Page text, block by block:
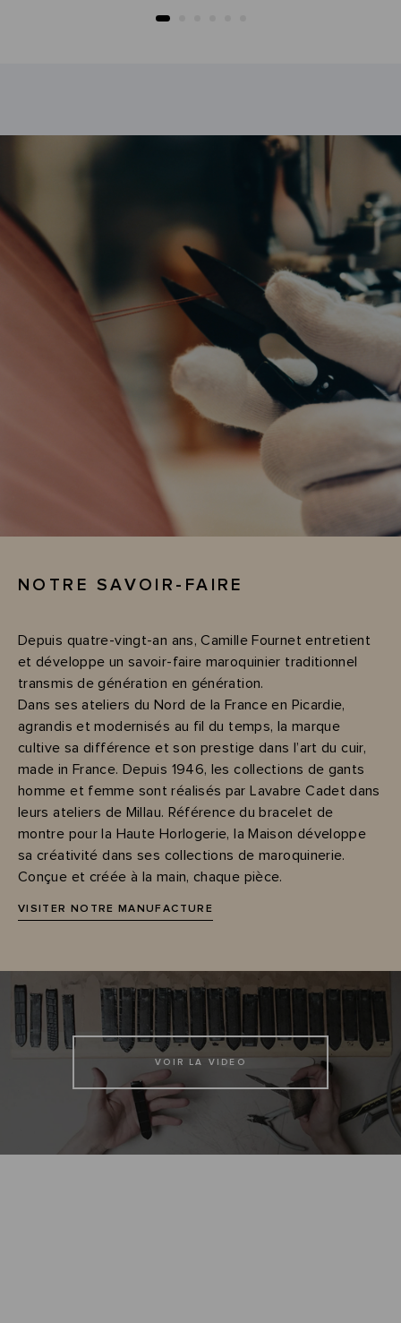
NOTRE SAVOIR-FAIRE
Depuis quatre-vingt-an ans, Camille Fournet entretient
et développe un savoir-faire maroquinier traditionnel
transmis de génération en génération.
Dans ses ateliers du Nord de la France en Picardie,
agrandis et modernisés au fil du temps, la marque
cultive sa différence et son prestige dans l’art du cuir,
made in France. Depuis 1946, les collections de gants
homme et femme sont réalisés par Lavabre Cadet dans
leurs ateliers de Millau. Référence du bracelet de
montre pour la Haute Horlogerie, la Maison développe
sa créativité dans ses collections de maroquinerie.
Conçue et créée à la main, chaque pièce.
VISITER NOTRE MANUFACTURE
VOIR LA VIDEO